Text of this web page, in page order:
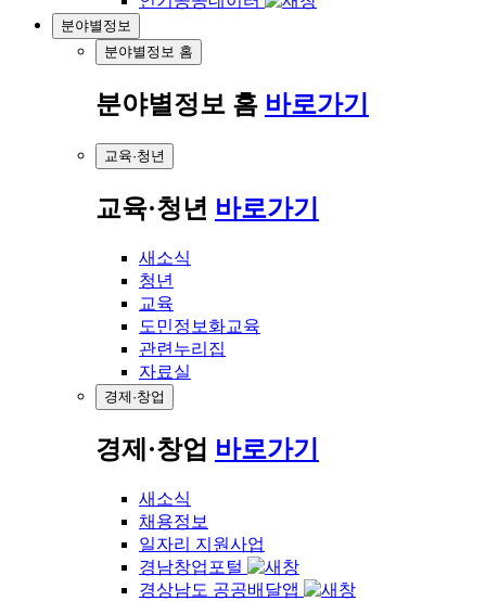
분야별정보
분야별정보 홈
분야별정보 홈 바로가기
교육·청년
교육·청년 바로가기
새소식
청년
교육
도민정보화교육
관련누리집
자료실
경제·창업
경제·창업 바로가기
새소식
채용정보
일자리 지원사업
경남창업포털
경상남도 공공배달앱